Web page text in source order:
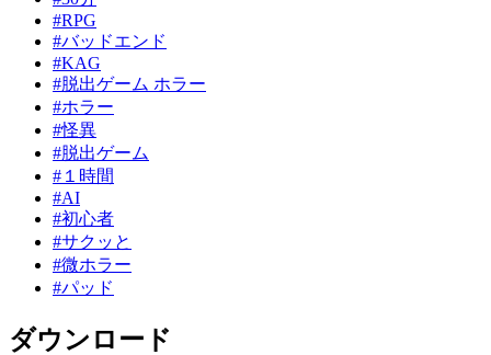
#RPG
#バッドエンド
#KAG
#脱出ゲーム ホラー
#ホラー
#怪異
#脱出ゲーム
#１時間
#AI
#初心者
#サクッと
#微ホラー
#パッド
ダウンロード